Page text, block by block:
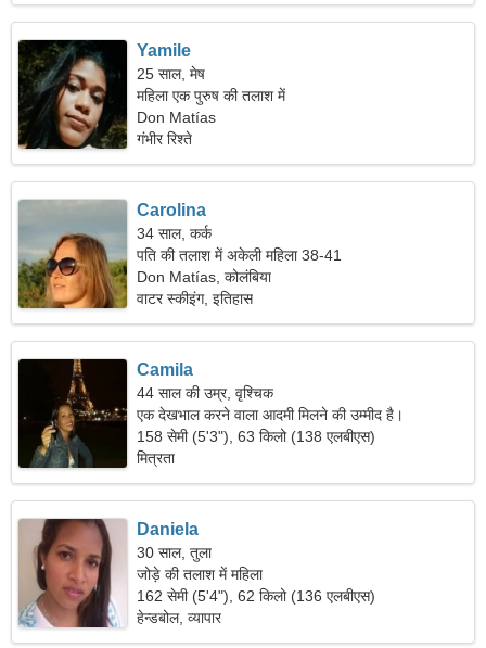
Yamile
25 साल, मेष
महिला एक पुरुष की तलाश में
Don Matías
गंभीर रिश्ते
Carolina
34 साल, कर्क
पति की तलाश में अकेली महिला 38-41
Don Matías, कोलंबिया
वाटर स्कीइंग, इतिहास
Camila
44 साल की उम्र, वृश्चिक
एक देखभाल करने वाला आदमी मिलने की उम्मीद है।
158 सेमी (5'3"), 63 किलो (138 एलबीएस)
मित्रता
Daniela
30 साल, तुला
जोड़े की तलाश में महिला
162 सेमी (5'4"), 62 किलो (136 एलबीएस)
हेन्डबोल, व्यापार